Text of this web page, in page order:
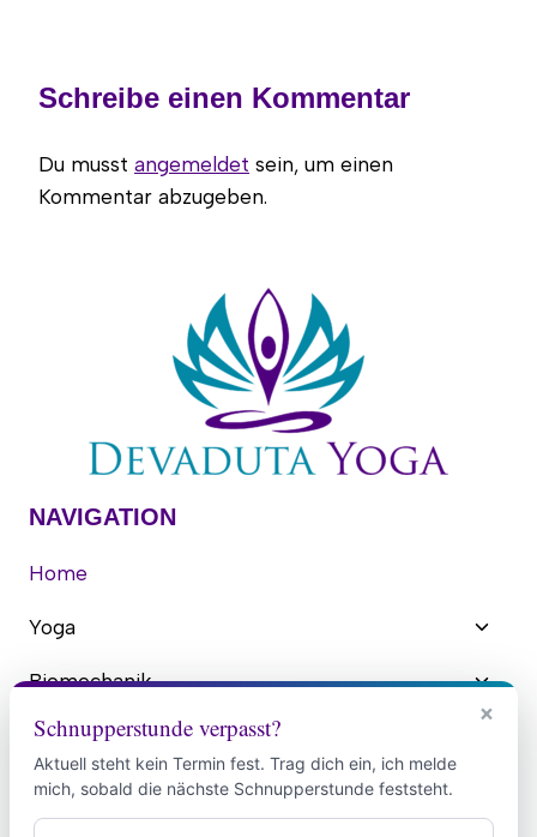
Schreibe einen Kommentar
Du musst angemeldet sein, um einen
Kommentar abzugeben.
NAVIGATION
Home
Yoga
Biomechanik
Blog
Gründerin
×
Schnupperstunde verpasst?
Aktuell steht kein Termin fest. Trag dich ein, ich melde
mich, sobald die nächste Schnupperstunde feststeht.